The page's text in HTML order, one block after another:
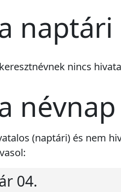
naptári
nincs
(naptári) és nem
04.